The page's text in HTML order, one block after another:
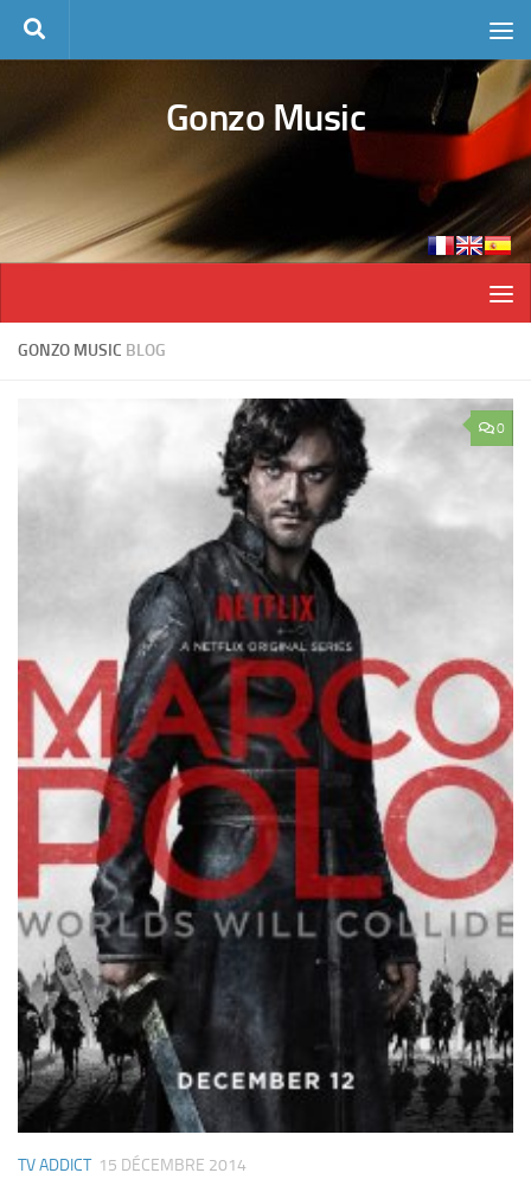
Skip to content
Gonzo Music
GONZO MUSIC BLOG
0
TV ADDICT 15 DÉCEMBRE 2014